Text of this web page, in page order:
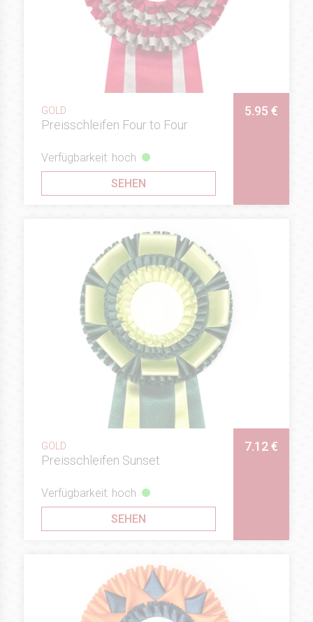
GOLD
Preisschleifen Four to Four
5.95 €
Verfügbarkeit: hoch
SEHEN
GOLD
Preisschleifen Sunset
7.12 €
Verfügbarkeit: hoch
SEHEN